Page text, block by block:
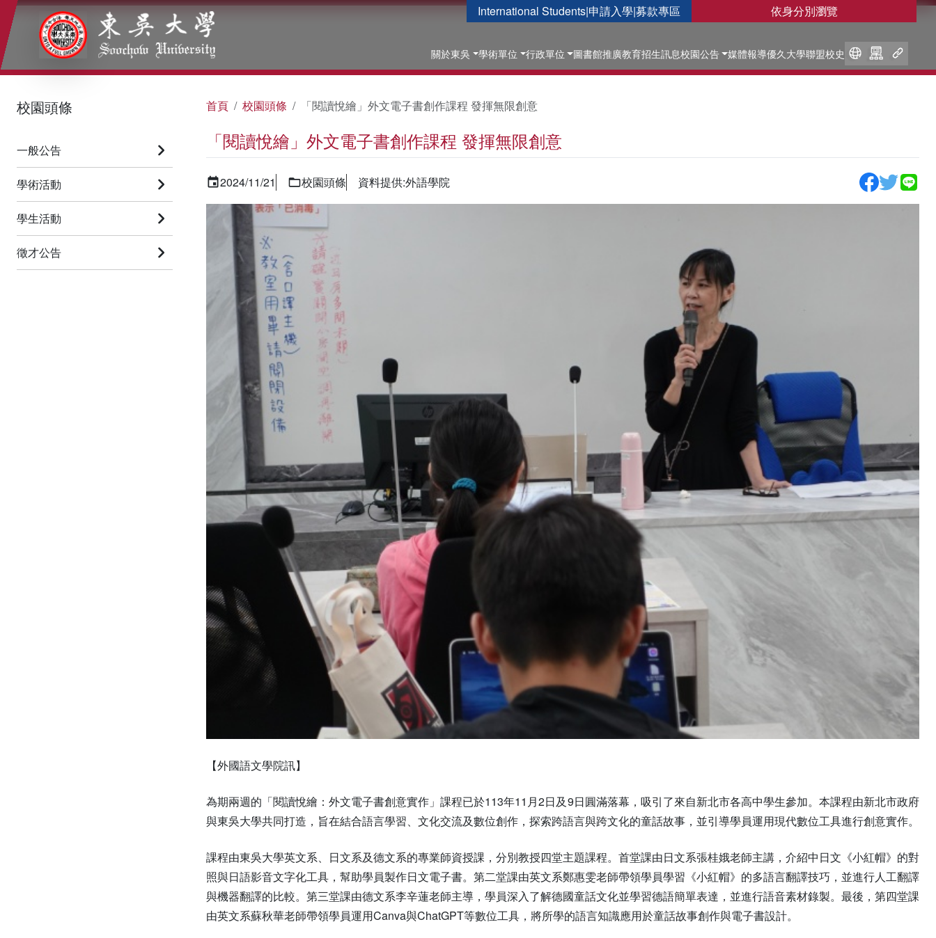
International Students|申請入學|募款專區 依身分別瀏覽
關於東吳 學術單位 行政單位 圖書館推廣教育招生訊息校園公告 媒體報導優久大學聯盟校史
:::
校園頭條
一般公告
學術活動
學生活動
徵才公告
首頁 校園頭條 「閱讀悅繪」外文電子書創作課程 發揮無限創意
「閱讀悅繪」外文電子書創作課程 發揮無限創意
2024/11/21 校園頭條 資料提供:外語學院
【外國語文學院訊】
為期兩週的「閱讀悅繪：外文電子書創意實作」課程已於113年11月2日及9日圓滿落幕，吸引了來自新北市各高中學生參加。本課程由新北市政府
與東吳大學共同打造，旨在結合語言學習、文化交流及數位創作，探索跨語言與跨文化的童話故事，並引導學員運用現代數位工具進行創意實作。
課程由東吳大學英文系、日文系及德文系的專業師資授課，分別教授四堂主題課程。首堂課由日文系張桂娥老師主講，介紹中日文《小紅帽》的對
照與日語影音文字化工具，幫助學員製作日文電子書。第二堂課由英文系鄭惠雯老師帶領學員學習《小紅帽》的多語言翻譯技巧，並進行人工翻譯
與機器翻譯的比較。第三堂課由德文系李辛蓮老師主導，學員深入了解德國童話文化並學習德語簡單表達，並進行語音素材錄製。最後，第四堂課
由英文系蘇秋華老師帶領學員運用Canva與ChatGPT等數位工具，將所學的語言知識應用於童話故事創作與電子書設計。